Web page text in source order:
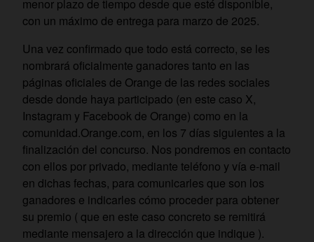
menor plazo de tiempo desde que esté disponible,
con un máximo de entrega para marzo de 2025.
Una vez confirmado que todo está correcto, se les
nombrará oficialmente ganadores tanto en las
páginas oficiales de Orange de las redes sociales
desde donde haya participado (en este caso X,
Instagram y Facebook de Orange) como en la
comunidad.Orange.com, en los 7 días siguientes a la
finalización del concurso. Nos pondremos en contacto
con ellos por privado, mediante teléfono y vía e-mail
en dichas fechas, para comunicarles que son los
ganadores e indicarles cómo proceder para obtener
su premio ( que en este caso concreto se remitirá
mediante mensajero a la dirección que indique ).